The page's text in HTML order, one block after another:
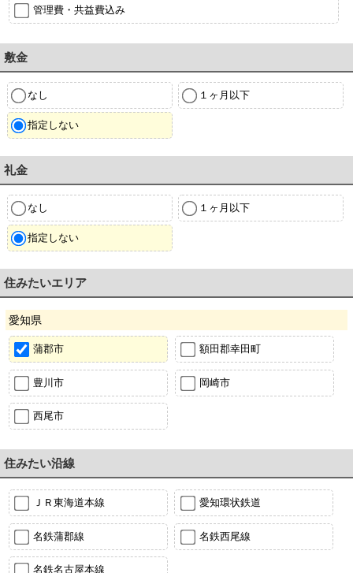
管理費・共益費込み
敷金
なし １ヶ月以下
指定しない
礼金
なし １ヶ月以下
指定しない
住みたいエリア
愛知県
蒲郡市 額田郡幸田町
豊川市 岡崎市
西尾市
住みたい沿線
ＪＲ東海道本線 愛知環状鉄道
名鉄蒲郡線 名鉄西尾線
名鉄名古屋本線